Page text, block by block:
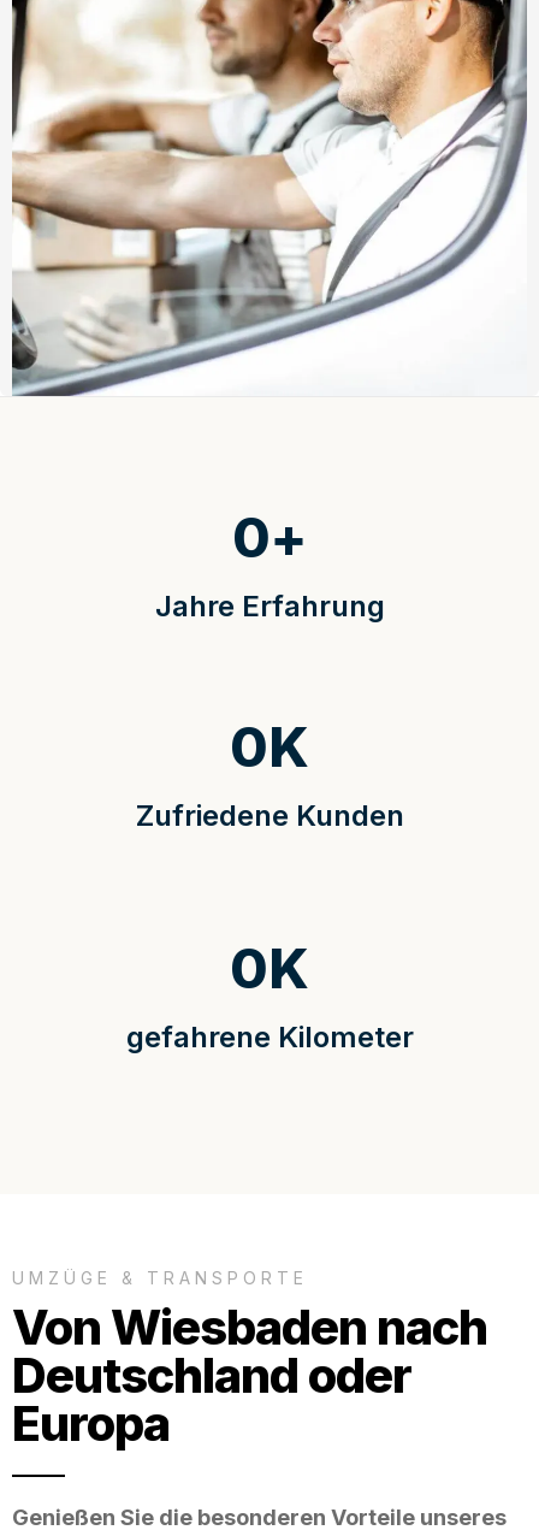
Jahre Erfahrung
0+
Zufriedene Kunden
0K
gefahrene Kilometer
0K
UMZÜGE & TRANSPORTE
Von Wiesbaden nach
Deutschland oder
Europa
Genießen Sie die besonderen Vorteile unseres